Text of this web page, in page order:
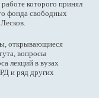
работе которого принял
фонда свободных
открывающиеся
вопросы
лекций в вузах
и ряд других